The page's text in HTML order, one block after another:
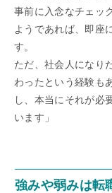
事前に入念なチェッ
ようであれば、即座
す。
ただ、社会人になり
わったという経験も
し、本当にそれが必
います」
強みや弱みは転